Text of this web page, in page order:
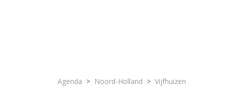
Agenda Noord-Holland Vijfhuizen